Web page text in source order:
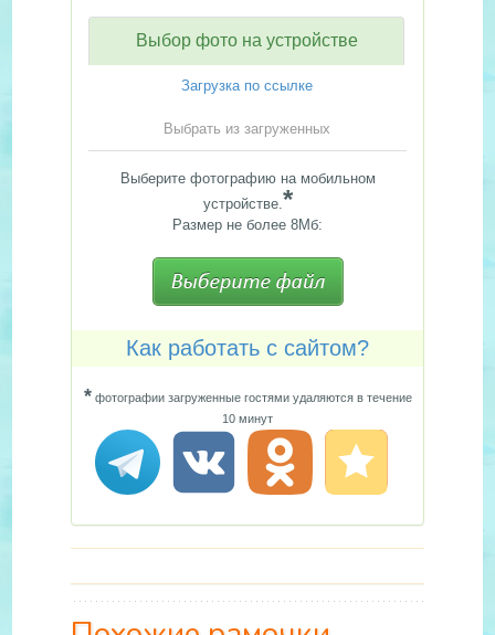
Выбор фото на устройстве
Загрузка по ссылке
Выбрать из загруженных
Выберите фотографию на мобильном
устройстве.*
Размер не более 8Мб:
Как работать с сайтом?
*фотографии загруженные гостями удаляются в течение
10 минут